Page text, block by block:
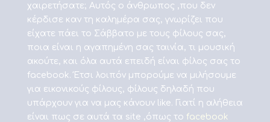
χαιρετήσατε; Αυτός ο άνθρωπος ,που δεν
κέρδισε καν τη καλημέρα σας, γνωρίζει που
είχατε πάει το Σάββατο με τους φίλους σας,
ποια είναι η αγαπημένη σας ταινία, τι μουσική
ακούτε, και όλα αυτά επειδή είναι φίλος σας το
facebook. Έτσι λοιπόν μπορούμε να μιλήσουμε
για εικονικούς φίλους, φίλους δηλαδή που
υπάρχουν για να μας κάνουν like. Γιατί η αλήθεια
είναι πως σε αυτά τα site ,όπως το facebook